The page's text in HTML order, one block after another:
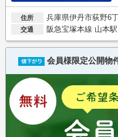
住所 兵庫県伊丹市荻野6
交通 阪急宝塚本線 山本
会員様限定公開物